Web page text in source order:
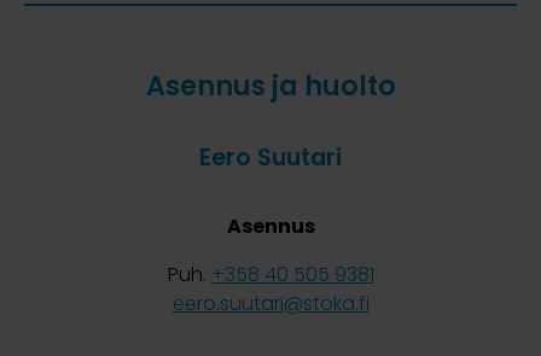
Asennus ja huolto
Eero Suutari
Asennus
Puh. +358 40 505 9381
eero.suutari@stoka.fi